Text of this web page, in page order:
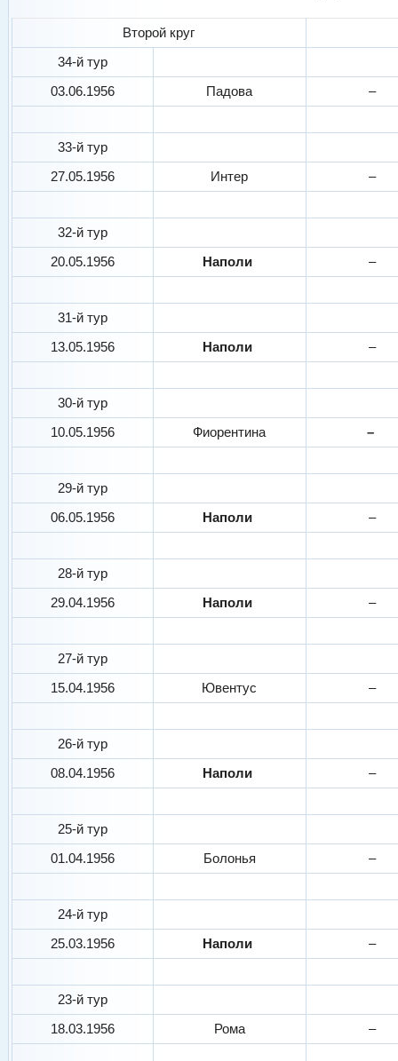
Второй круг
34-й тур
03.06.1956
Падова –
33-й тур
27.05.1956
Интер –
32-й тур
20.05.1956
Наполи –
31-й тур
13.05.1956
Наполи –
30-й тур
10.05.1956
Фиорентина –
29-й тур
06.05.1956
Наполи –
28-й тур
29.04.1956
Наполи –
27-й тур
15.04.1956
Ювентус –
26-й тур
08.04.1956
Наполи –
25-й тур
01.04.1956
Болонья –
24-й тур
25.03.1956
Наполи –
23-й тур
18.03.1956
Рома –